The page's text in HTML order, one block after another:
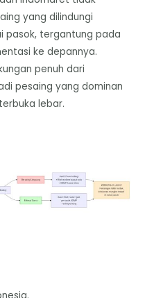
yang dilindungi
pasok, tergantung pada
ke depannya.
penuh dari
pesaing yang dominan
lebar.